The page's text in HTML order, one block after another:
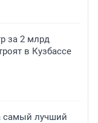
за 2 млрд
в Кузбассе
самый лучший